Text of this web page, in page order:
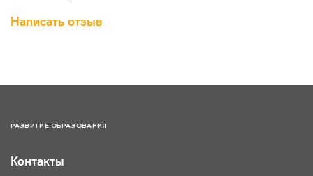
Написать отзыв
РАЗВИТИЕ ОБРАЗОВАНИЯ
Контакты